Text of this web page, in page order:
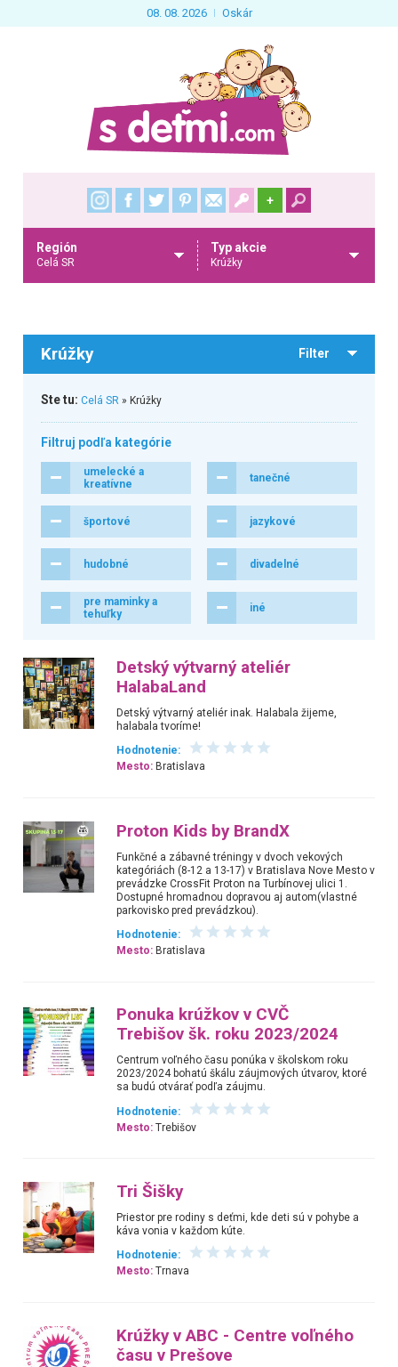
08. 08. 2026 Oskár
+
Región
Celá SR
Typ akcie
Krúžky
Krúžky Filter
Ste tu: Celá SR» Krúžky
Filtruj podľa kategórie
umelecké a
kreatívne
tanečné
športové jazykové
hudobné divadelné
pre maminky a
tehuľky
iné
Detský výtvarný ateliér
HalabaLand
Detský výtvarný ateliér inak. Halabala žijeme,
halabala tvoríme!
Hodnotenie:
Mesto: Bratislava
Proton Kids by BrandX
Funkčné a zábavné tréningy v dvoch vekových
kategóriách (8-12 a 13-17) v Bratislava Nove Mesto v
prevádzke CrossFit Proton na Turbínovej ulici 1.
Dostupné hromadnou dopravou aj autom(vlastné
parkovisko pred prevádzkou).
Hodnotenie:
Mesto: Bratislava
Ponuka krúžkov v CVČ
Trebišov šk. roku 2023/2024
Centrum voľného času ponúka v školskom roku
2023/2024 bohatú škálu záujmových útvarov, ktoré
sa budú otvárať podľa záujmu.
Hodnotenie:
Mesto: Trebišov
Tri Šišky
Priestor pre rodiny s deťmi, kde deti sú v pohybe a
káva vonia v každom kúte.
Hodnotenie:
Mesto: Trnava
Krúžky v ABC - Centre voľného
času v Prešove